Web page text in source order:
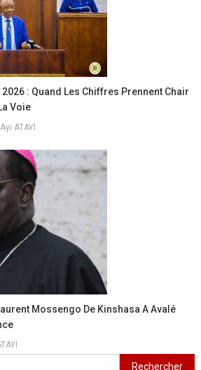
: Quand Les Chiffres Prennent Chair
Voie
Ayi ATAYI
Mossengo De Kinshasa A Avalé
Rechercher :